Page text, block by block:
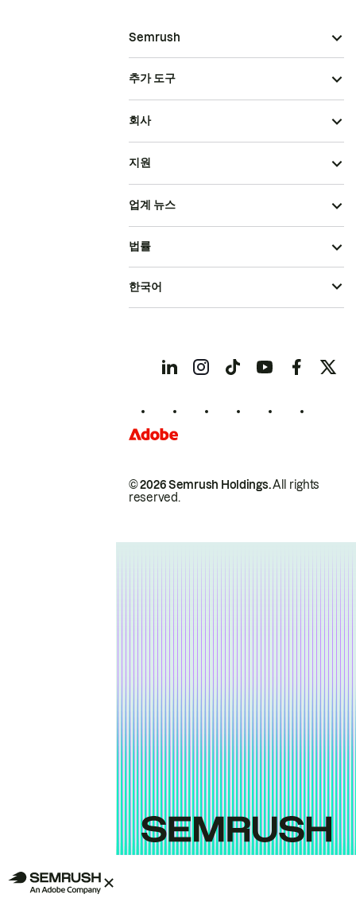
Semrush
추가 도구
회사
지원
업계 뉴스
© 2026 Semrush Holdings.All rights
reserved.
법률
한국어